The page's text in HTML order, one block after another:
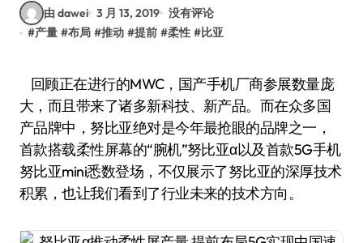
由 dawei 3 月 13, 2019 没有评论
#产量 #布局 #推动 #提前 #柔性 #比亚
回顾正在进行的MWC，国产手机厂商参展数量庞
大，而且带来了诸多新科技、新产品。而在众多国
产品牌中，努比亚绝对是今年最抢眼的品牌之一，
首款搭载柔性屏幕的“腕机”努比亚α以及首款5G手机
努比亚mini悉数登场，不仅展示了努比亚的深厚技术
积累，也让我们看到了行业未来的技术方向。